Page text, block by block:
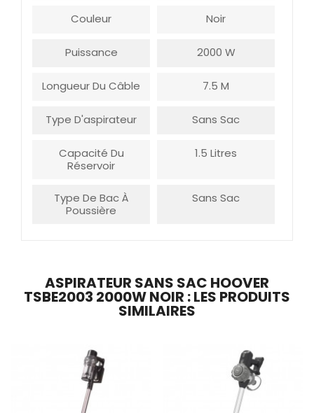
Couleur Noir
Puissance 2000 W
Longueur Du Câble 7.5 M
Type D'aspirateur Sans Sac
Capacité Du
Réservoir
1.5 Litres
Type De Bac À
Poussière
Sans Sac
ASPIRATEUR SANS SAC HOOVER
TSBE2003 2000W NOIR : LES PRODUITS
SIMILAIRES